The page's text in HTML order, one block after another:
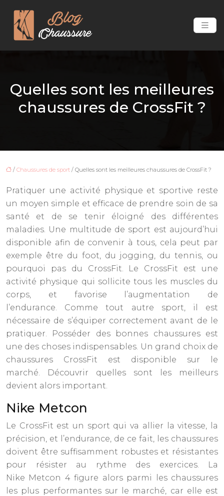
Quelles sont les meilleures
chaussures de CrossFit ?
/ Chaussures de sport / Quelles sont les meilleures chaussures de CrossFit ?
Pratiquer une activité physique et sportive reste
un moyen simple et efficace de prendre soin de sa
santé et de se tenir éloigné des différentes
maladies. Une multitude de sport est aujourd’hui
disponible afin de convenir à tous, cela peut par
exemple être du foot, du jogging, du tennis, ou
pourquoi pas du CrossFit. Le CrossFit est une
activité physique qui sollicite tous les muscles du
corps, et favorise l’augmentation de
l’endurance. Comme tout autre sport, il est
nécessaire de s’équiper correctement avant de le
pratiquer. Posséder des bonnes chaussures est
une des choses indispensables. Un grand choix de
chaussures CrossFit est disponible sur le
marché. Découvrir quelles sont les meilleurs
devient alors important.
Nike Metcon
Le CrossFit est un sport qui va allier la vitesse, la
précision, et l’endurance, de ce fait, les chaussures
doivent être suffisamment robustes et résistantes
pour résister au rythme des exercices. La
Nike Metcon 4 figure alors parmi les chaussures
les plus performantes sur le marché, car elle est